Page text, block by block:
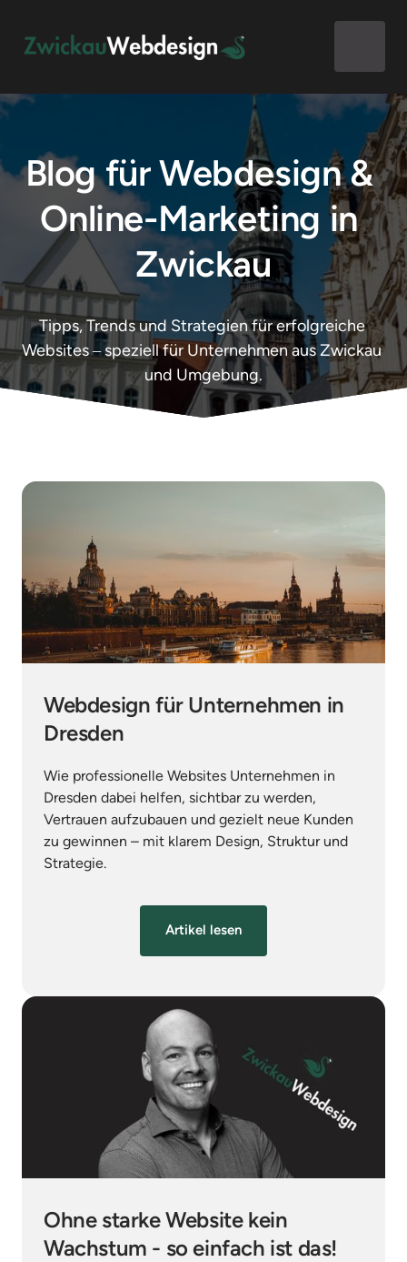
Blog für Webdesign &
Online-Marketing in
Zwickau
Tipps, Trends und Strategien für
erfolgreiche
Websites ‒ speziell für Unternehmen aus
Zwickau
und Umgebung.
Webdesign für Unternehmen in
Dresden
Wie professionelle Websites Unternehmen in
Dresden dabei helfen, sichtbar zu werden,
Vertrauen aufzubauen und gezielt neue Kunden
zu gewinnen – mit klarem Design, Struktur und
Strategie.
Artikel lesen
Ohne starke Website kein
Wachstum - so einfach ist das!